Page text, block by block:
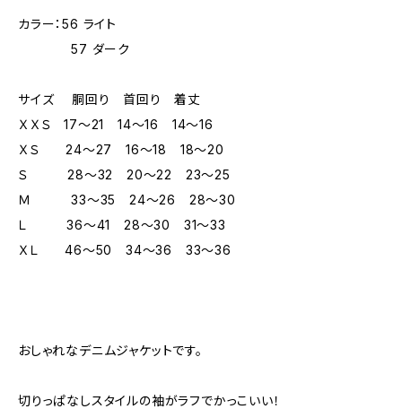
カラー：56 ライト
57 ダーク
サイズ 胴回り 首回り 着丈
ＸＸＳ 17～21 14～16 14～16
ＸＳ 24～27 16～18 18～20
Ｓ 28～32 20～22 23～25
Ｍ 33～35 24～26 28～30
Ｌ 36～41 28～30 31～33
ＸＬ 46～50 34～36 33～36
おしゃれなデニムジャケットです。
切りっぱなしスタイルの袖がラフでかっこいい！